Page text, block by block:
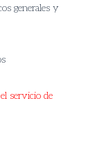
generales y
servicio de